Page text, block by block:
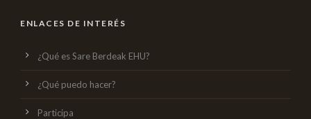
ENLACES DE INTERÉS
¿Qué es Sare Berdeak EHU?
¿Qué puedo hacer?
Participa